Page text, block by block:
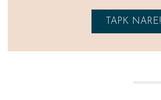
TAPK NARE!